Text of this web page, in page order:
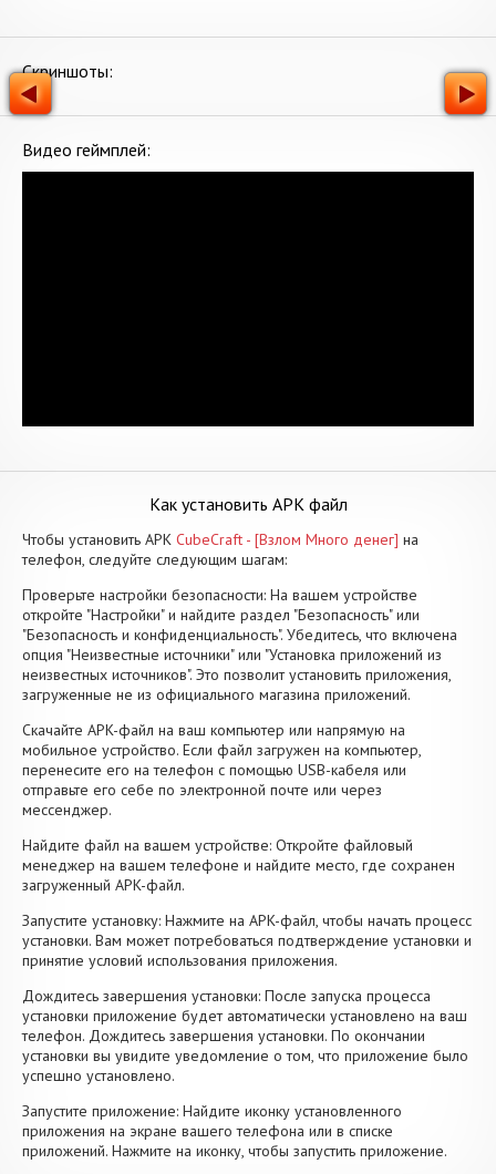
Скриншоты:
Видео геймплей:
Как установить APK файл
Чтобы установить APK CubeCraft - [Взлом Много денег] на
телефон, следуйте следующим шагам:
Проверьте настройки безопасности: На вашем устройстве
откройте "Настройки" и найдите раздел "Безопасность" или
"Безопасность и конфиденциальность". Убедитесь, что включена
опция "Неизвестные источники" или "Установка приложений из
неизвестных источников". Это позволит установить приложения,
загруженные не из официального магазина приложений.
Скачайте APK-файл на ваш компьютер или напрямую на
мобильное устройство. Если файл загружен на компьютер,
перенесите его на телефон с помощью USB-кабеля или
отправьте его себе по электронной почте или через
мессенджер.
Найдите файл на вашем устройстве: Откройте файловый
менеджер на вашем телефоне и найдите место, где сохранен
загруженный APK-файл.
Запустите установку: Нажмите на APK-файл, чтобы начать процесс
установки. Вам может потребоваться подтверждение установки и
принятие условий использования приложения.
Дождитесь завершения установки: После запуска процесса
установки приложение будет автоматически установлено на ваш
телефон. Дождитесь завершения установки. По окончании
установки вы увидите уведомление о том, что приложение было
успешно установлено.
Запустите приложение: Найдите иконку установленного
приложения на экране вашего телефона или в списке
приложений. Нажмите на иконку, чтобы запустить приложение.